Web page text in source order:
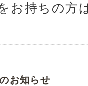
お持ちの方
お知らせ